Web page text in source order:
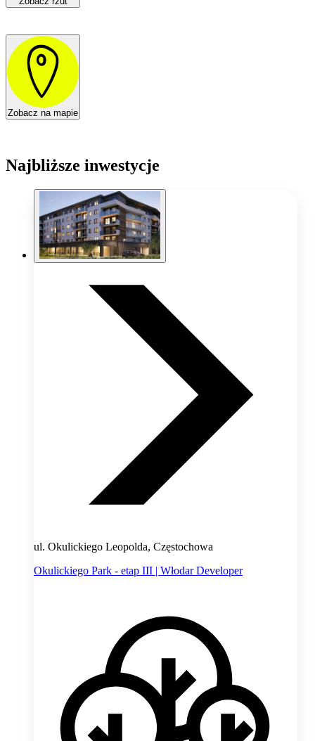
Zobacz na mapie
Najbliższe inwestycje
ul. Okulickiego Leopolda, Częstochowa
Okulickiego Park - etap III | Włodar Developer